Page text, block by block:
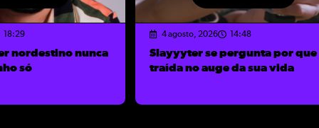
18:29
nordestino nunca
só
4 agosto, 2026 14:48
Slayyyter se pergunta por
traída no auge da sua vida